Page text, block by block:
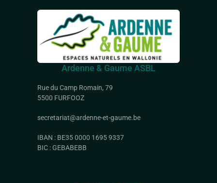
Ardenne & Gaume ASBL
Rue du Camp Romain, 79
5500 FURFOOZ
secretariat@ardenne-et-gaume.be
IBAN : BE35 0000 1695 9337
BIC : GEBABEBB